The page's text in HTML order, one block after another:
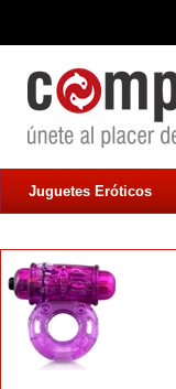
Juguetes Eróticos